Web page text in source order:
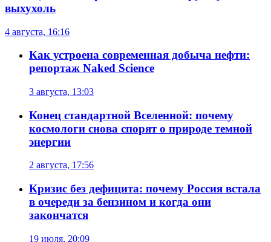
выхухоль
4 августа, 16:16
Как устроена современная добыча нефти:
репортаж Naked Science
3 августа, 13:03
Конец стандартной Вселенной: почему
космологи снова спорят о природе темной
энергии
2 августа, 17:56
Кризис без дефицита: почему Россия встала
в очереди за бензином и когда они
закончатся
19 июля, 20:09